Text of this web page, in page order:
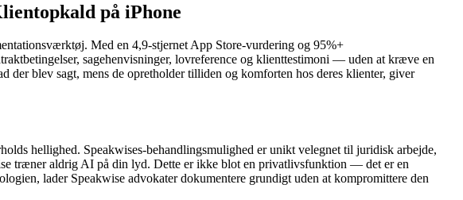
på iPhone
Med en 4,9-stjernet App Store-vurdering og 95%+
sagehenvisninger, lovreference og klienttestimoni — uden at kræve en
blev sagt, mens de opretholder tilliden og komforten hos deres klienter, giver
hellighed. Speakwises-behandlingsmulighed er unikt velegnet til juridisk arbejde,
træner aldrig AI på din lyd. Dette er ikke blot en privatlivsfunktion — det er en
lader Speakwise advokater dokumentere grundigt uden at kompromittere den